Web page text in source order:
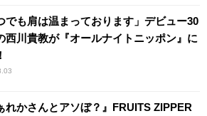
でも肩は温まっております」デビュー30
西川貴教が『オールナイトニッポン』に
れかさんとアソぼ？』FRUITS ZIPPER